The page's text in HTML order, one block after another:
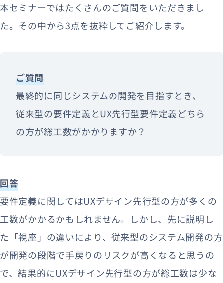
本セミナーではたくさんのご質問をいただきまし
た。その中から3点を抜粋してご紹介します。
ご質問
最終的に同じシステムの開発を目指すとき、
従来型の要件定義とUX先行型要件定義どちら
の方が総工数がかかりますか？
回答
要件定義に関してはUXデザイン先行型の方が多くの
工数がかかるかもしれません。しかし、先に説明し
た「視座」の違いにより、従来型のシステム開発の方
が開発の段階で手戻りのリスクが高くなると思うの
で、結果的にUXデザイン先行型の方が総工数は少な